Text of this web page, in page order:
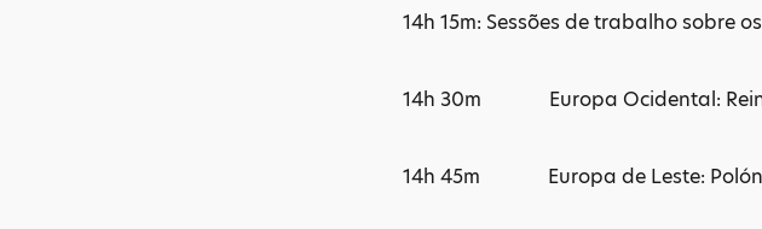
14h 15m: Sessões de trabalho sobre
14h 30m Europa Ocidental:
14h 45m Europa de Leste: